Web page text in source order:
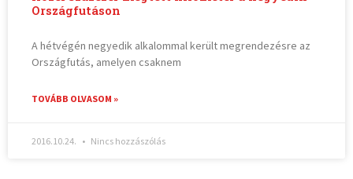
Országfutáson
A hétvégén negyedik alkalommal került megrendezésre az
Országfutás, amelyen csaknem
TOVÁBB OLVASOM »
2016.10.24. Nincs hozzászólás